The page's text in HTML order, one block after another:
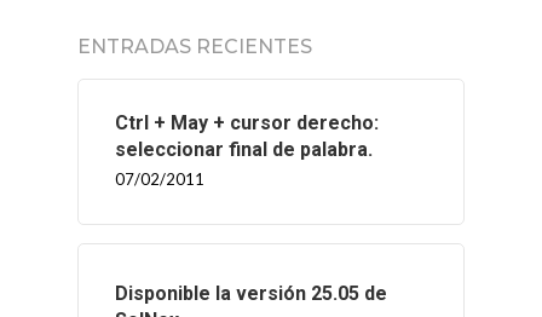
ENTRADAS RECIENTES
Ctrl + May + cursor derecho:
seleccionar final de palabra.
07/02/2011
Disponible la versión 25.05 de